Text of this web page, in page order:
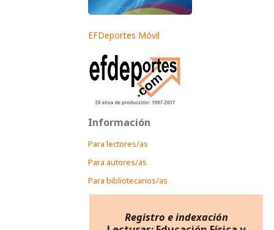
EFDeportes Móvil
Información
Para lectores/as
Para autores/as
Para bibliotecarios/as
Registro e indexación